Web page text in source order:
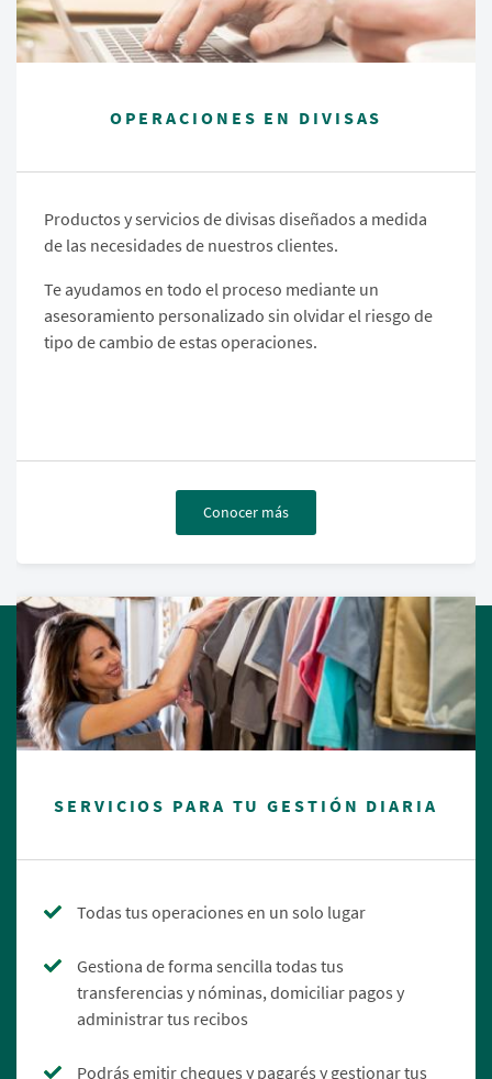
OPERACIONES EN DIVISAS
Productos y servicios de divisas diseñados a medida
de las necesidades de nuestros clientes.
Te ayudamos en todo el proceso mediante un
asesoramiento personalizado sin olvidar el riesgo de
tipo de cambio de estas operaciones.
Conocer más
SERVICIOS PARA TU GESTIÓN DIARIA
Todas tus operaciones en un solo lugar
Gestiona de forma sencilla todas tus
transferencias y nóminas, domiciliar pagos y
administrar tus recibos
Podrás emitir cheques y pagarés y gestionar tus